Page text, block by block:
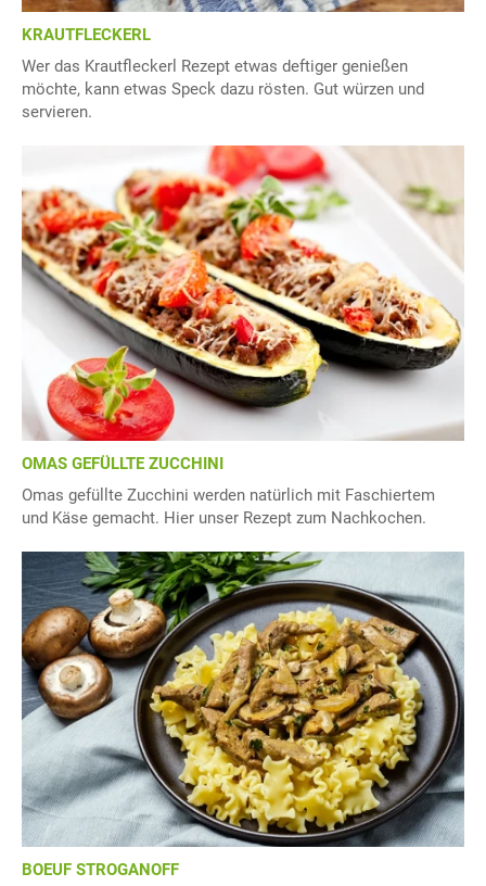
KRAUTFLECKERL
Wer das Krautfleckerl Rezept etwas deftiger genießen
möchte, kann etwas Speck dazu rösten. Gut würzen und
servieren.
OMAS GEFÜLLTE ZUCCHINI
Omas gefüllte Zucchini werden natürlich mit Faschiertem
und Käse gemacht. Hier unser Rezept zum Nachkochen.
BOEUF STROGANOFF